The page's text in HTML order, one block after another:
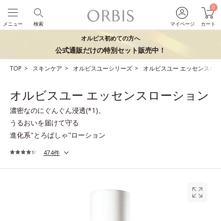
マイページ
0
カート
検索
メニュー
オルビス初めての方へ
公式通販だけの特別セット販売中！
TOP スキンケア オルビスユーシリーズ オルビスユー エッセンスロ
オルビスユー エッセンスローション
濃密なのにぐんぐん浸透(*1)。
うるおいを届けて守る
進化系"とろぱしゃ"ローション
474件